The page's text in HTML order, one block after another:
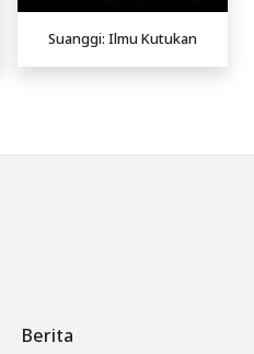
Suanggi: Ilmu Kutukan
Berita